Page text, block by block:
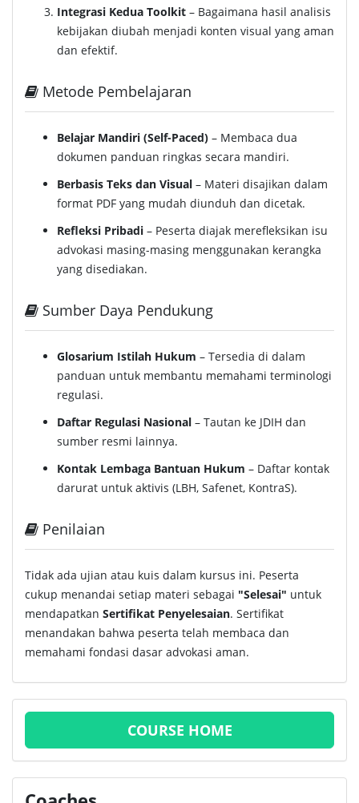
Integrasi Kedua Toolkit – Bagaimana hasil analisis
kebijakan diubah menjadi konten visual yang aman
dan efektif.
Metode Pembelajaran
Belajar Mandiri (Self-Paced) – Membaca dua
dokumen panduan ringkas secara mandiri.
Berbasis Teks dan Visual – Materi disajikan dalam
format PDF yang mudah diunduh dan dicetak.
Refleksi Pribadi – Peserta diajak merefleksikan isu
advokasi masing-masing menggunakan kerangka
yang disediakan.
Sumber Daya Pendukung
Glosarium Istilah Hukum – Tersedia di dalam
panduan untuk membantu memahami terminologi
regulasi.
Daftar Regulasi Nasional – Tautan ke JDIH dan
sumber resmi lainnya.
Kontak Lembaga Bantuan Hukum – Daftar kontak
darurat untuk aktivis (LBH, Safenet, KontraS).
Penilaian
Tidak ada ujian atau kuis dalam kursus ini. Peserta
cukup menandai setiap materi sebagai "Selesai" untuk
mendapatkan Sertifikat Penyelesaian. Sertifikat
menandakan bahwa peserta telah membaca dan
memahami fondasi dasar advokasi aman.
COURSE HOME